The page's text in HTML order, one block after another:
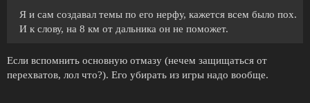
Я и сам создавал темы по его нерфу, кажется всем было пох.
И к слову, на 8 км от дальника он не поможет.
Если вспомнить основную отмазу (нечем защищаться от
перехватов, лол что?). Его убирать из игры надо вообще.